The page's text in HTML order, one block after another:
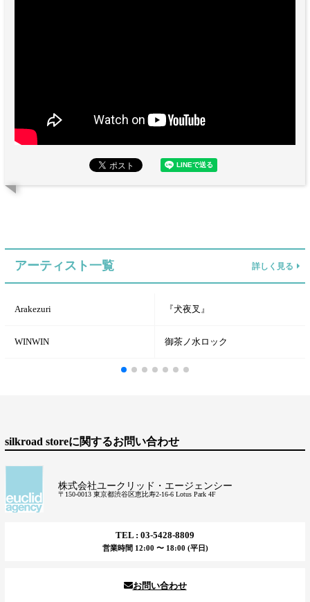
アーティスト一覧 詳しく見る
Arakezuri 『犬夜叉』
WINWIN 御茶ノ水ロック
silkroad storeに関するお問い合わせ
株式会社ユークリッド・エージェンシー
〒150-0013 東京都渋谷区恵比寿2-16-6 Lotus Park 4F
TEL : 03-5428-8809
営業時間 12:00 〜 18:00 (平日)
お問い合わせ